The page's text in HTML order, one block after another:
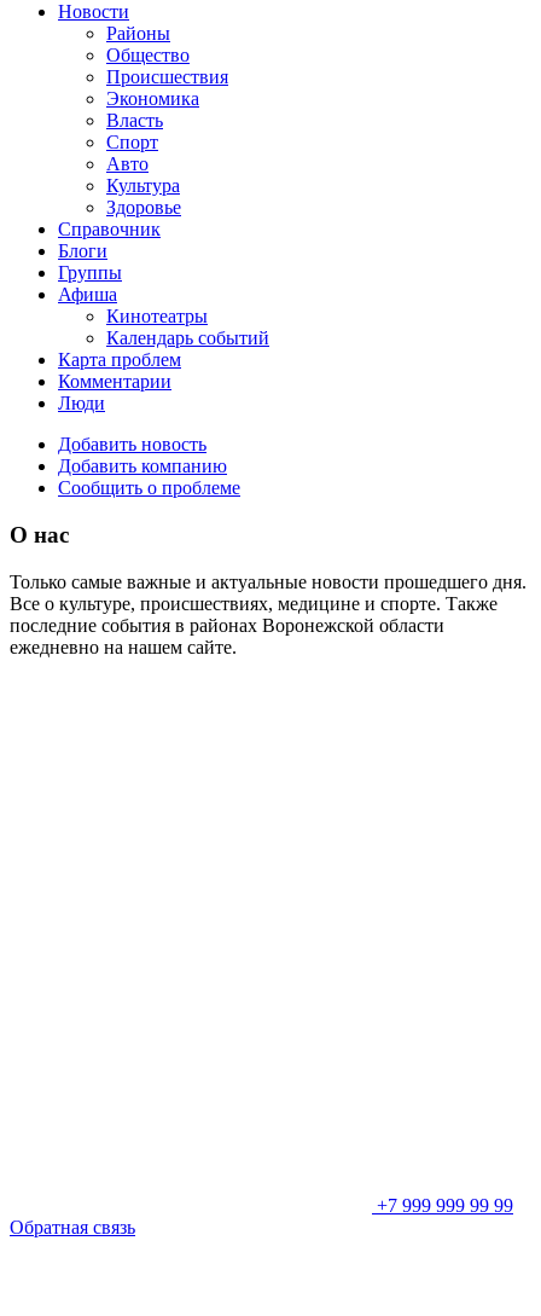
Новости
Районы
Общество
Происшествия
Экономика
Власть
Спорт
Авто
Культура
Здоровье
Справочник
Блоги
Группы
Афиша
Кинотеатры
Календарь событий
Карта проблем
Комментарии
Люди
Добавить новость
Добавить компанию
Сообщить о проблеме
О нас
Только самые важные и актуальные новости прошедшего дня.
Все о культуре, происшествиях, медицине и спорте. Также
последние события в районах Воронежской области
ежедневно на нашем сайте.
+7 999 999 99 99
Обратная связь